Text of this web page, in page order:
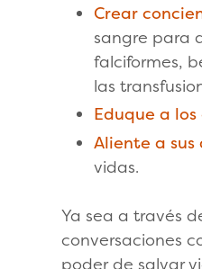
Crear
sangre para
falciformes,
las
Eduque a
Aliente a
vidas.
Ya sea a través
conversaciones
poder de salvar